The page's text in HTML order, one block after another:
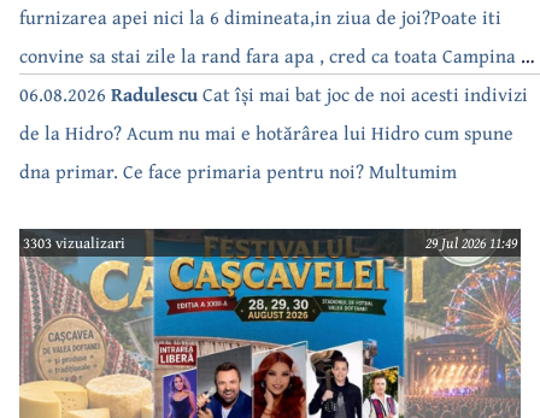
furnizarea apei nici la 6 dimineata,in ziua de joi?Poate iti
convine sa stai zile la rand fara apa , cred ca toata Campina s-
a săturat de cate ori se tot oprește apa!!
06.08.2026 RadulescuCat își mai bat joc de noi acesti indivizi
de la Hidro? Acum nu mai e hotărârea lui Hidro cum spune
dna primar. Ce face primaria pentru noi? Multumim
3303 vizualizari 29 Jul 2026 11:49